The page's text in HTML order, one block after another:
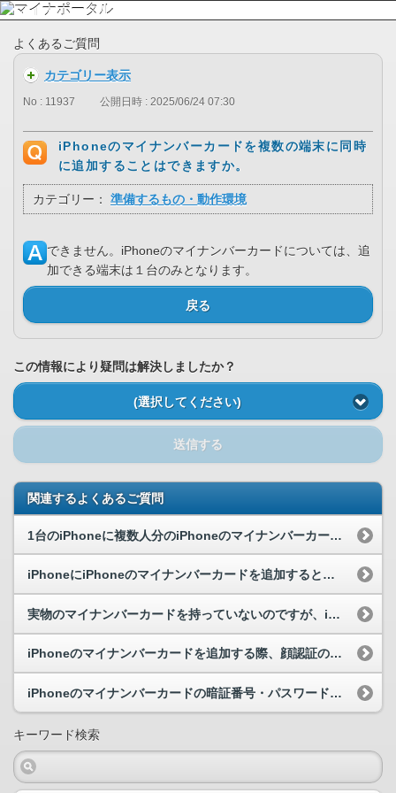
よくあるご質問
カテゴリー表示
No : 11937 公開日時 : 2025/06/24 07:30
iPhoneのマイナンバーカードを複数の端末に同時
に追加することはできますか。
カテゴリー： 準備するもの・動作環境
できません。iPhoneのマイナンバーカードについては、追
加できる端末は１台のみとなります。
戻る
この情報により疑問は解決しましたか？
(選択してください)
送信する
関連するよくあるご質問
1台のiPhoneに複数人分のiPhoneのマイナンバーカードを追加することはできますか。
iPhoneにiPhoneのマイナンバーカードを追加すると、実物のマイナンバーカードは使えなく...
実物のマイナンバーカードを持っていないのですが、iPhoneのマイナンバーカードを利用すること...
iPhoneのマイナンバーカードを追加する際、顔認証の登録は必要ですか。
iPhoneのマイナンバーカードの暗証番号・パスワードの初期化とは何ですか。
キーワード検索